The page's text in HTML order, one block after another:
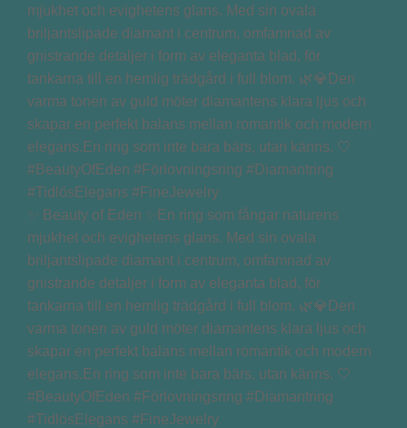
✨ Beauty of Eden ✨En ring som fångar naturens
mjukhet och evighetens glans. Med sin ovala
briljantslipade diamant i centrum, omfamnad av
gnistrande detaljer i form av eleganta blad, för
tankarna till en hemlig trädgård i full blom. 🌿💎Den
varma tonen av guld möter diamantens klara ljus och
skapar en perfekt balans mellan romantik och modern
elegans.En ring som inte bara bärs, utan känns. 🤍
#BeautyOfEden #Förlovningsring #Diamantring
#TidlösElegans #FineJewelry